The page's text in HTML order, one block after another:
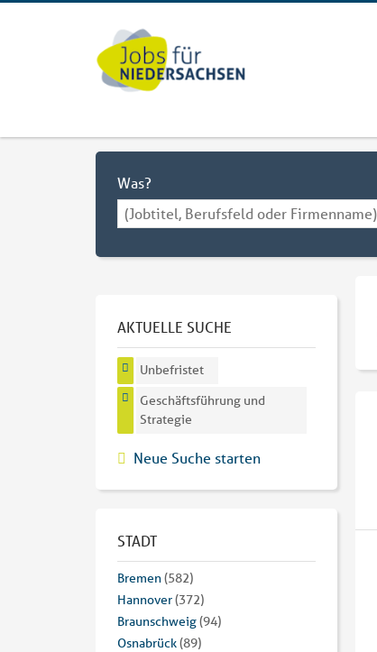
Was?
AKTUELLE SUCHE
Unbefristet
Geschäftsführung und
Strategie
Neue Suche starten
STADT
Bremen(582)
Hannover(372)
Braunschweig(94)
Osnabrück(89)